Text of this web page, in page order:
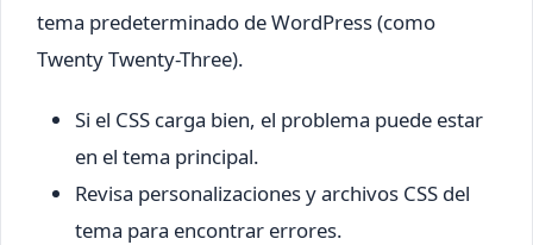
tema predeterminado de WordPress (como
Twenty Twenty-Three).
Si el CSS carga bien, el problema puede estar
en el tema principal.
Revisa personalizaciones y archivos CSS del
tema para encontrar errores.